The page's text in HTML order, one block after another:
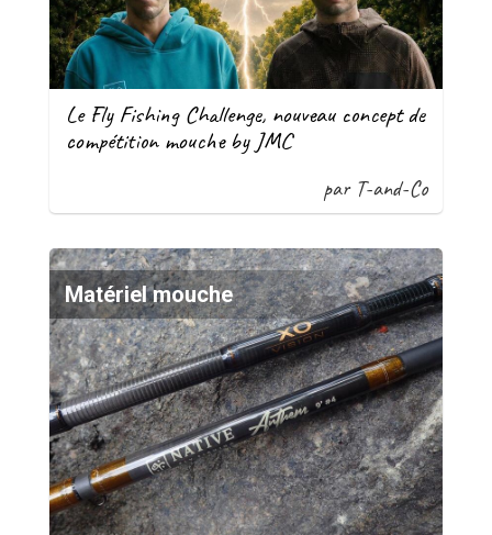
Le Fly Fishing Challenge, nouveau concept de
compétition mouche by JMC
par T-and-Co
Matériel mouche